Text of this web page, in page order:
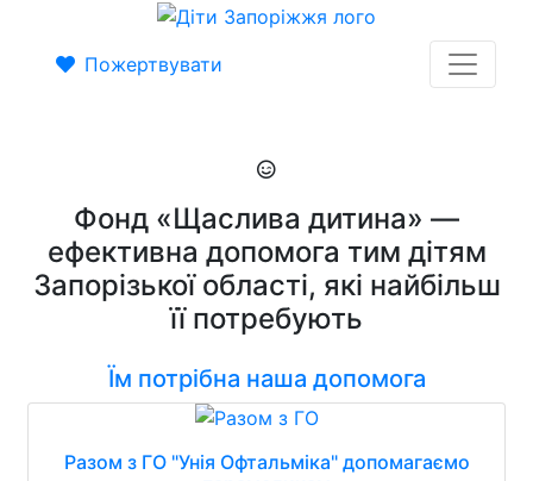
Пожертвувати
Фонд «Щаслива дитина» —
ефективна допомога тим дітям
Запорізької області, які найбільш
її потребують
Їм потрібна наша допомога
Разом з ГО "Унія Офтальміка" допомагаємо